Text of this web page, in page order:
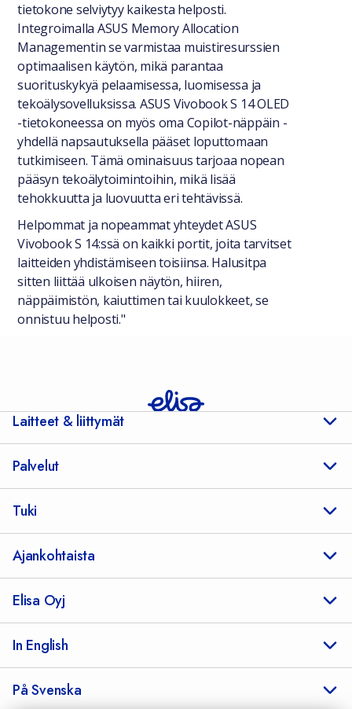
tietokone selviytyy kaikesta helposti.
Integroimalla ASUS Memory Allocation
Managementin se varmistaa muistiresurssien
optimaalisen käytön, mikä parantaa
suorituskykyä pelaamisessa, luomisessa ja
tekoälysovelluksissa. ASUS Vivobook S 14 OLED
-tietokoneessa on myös oma Copilot-näppäin -
yhdellä napsautuksella pääset loputtomaan
tutkimiseen. Tämä ominaisuus tarjoaa nopean
pääsyn tekoälytoimintoihin, mikä lisää
tehokkuutta ja luovuutta eri tehtävissä.
Helpommat ja nopeammat yhteydet ASUS
Vivobook S 14:ssä on kaikki portit, joita tarvitset
laitteiden yhdistämiseen toisiinsa. Halusitpa
sitten liittää ulkoisen näytön, hiiren,
näppäimistön, kaiuttimen tai kuulokkeet, se
onnistuu helposti."
Laitteet & liittymät
Palvelut
Tuki
Ajankohtaista
Elisa Oyj
In English
På Svenska